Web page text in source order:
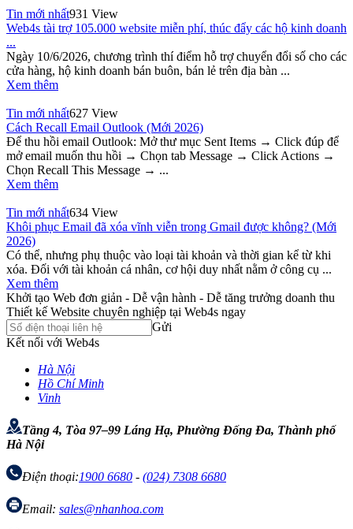
Tin mới nhất931 View
Web4s tài trợ 105.000 website miễn phí, thúc đẩy các hộ kinh doanh
...
Ngày 10/6/2026, chương trình thí điểm hỗ trợ chuyển đổi số cho các
cửa hàng, hộ kinh doanh bán buôn, bán lẻ trên địa bàn ...
Xem thêm
Tin mới nhất627 View
Cách Recall Email Outlook (Mới 2026)
Để thu hồi email Outlook: Mở thư mục Sent Items → Click đúp để
mở email muốn thu hồi → Chọn tab Message → Click Actions →
Chọn Recall This Message → ...
Xem thêm
Tin mới nhất634 View
Khôi phục Email đã xóa vĩnh viễn trong Gmail được không? (Mới
2026)
Có thể, nhưng phụ thuộc vào loại tài khoản và thời gian kể từ khi
xóa. Đối với tài khoản cá nhân, cơ hội duy nhất nằm ở công cụ ...
Xem thêm
Khởi tạo Web đơn giản - Dễ vận hành - Dễ tăng trưởng doanh thu
Thiết kế Website chuyên nghiệp tại Web4s ngay
Gửi
Kết nối với Web4s
Hà Nội
Hồ Chí Minh
Vinh
Tầng 4, Tòa 97–99 Láng Hạ, Phường Đống Đa, Thành phố
Hà Nội
Điện thoại:1900 6680 - (024) 7308 6680
Email: sales@nhanhoa.com